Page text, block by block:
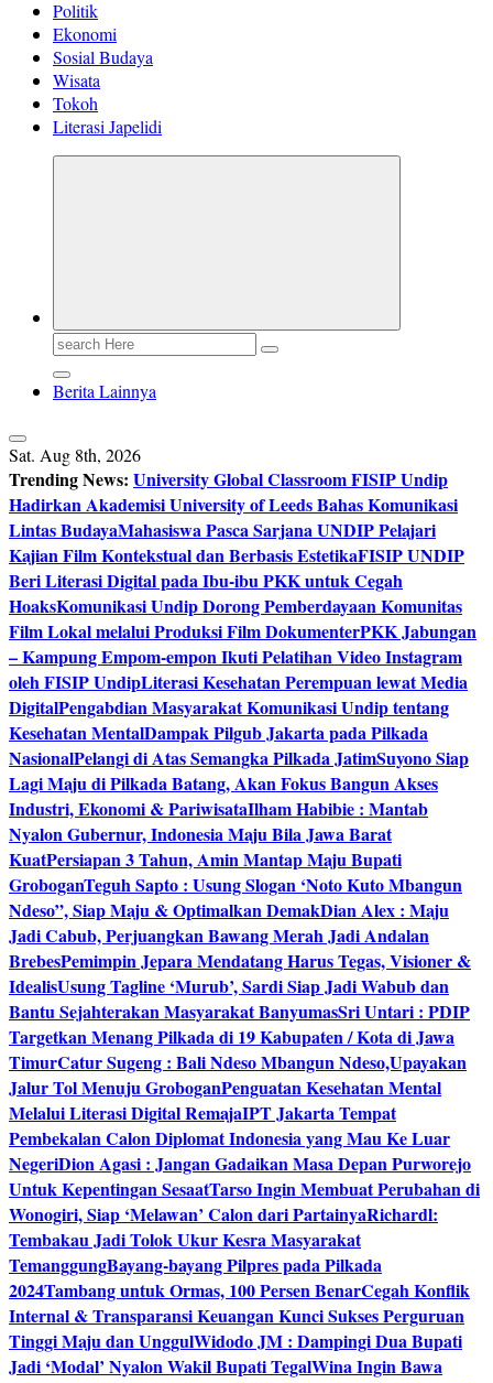
Politik
Ekonomi
Sosial Budaya
Wisata
Tokoh
Literasi Japelidi
Search
Berita Lainnya
Sat. Aug 8th, 2026
Trending News: University Global Classroom FISIP Undip
Hadirkan Akademisi University of Leeds Bahas Komunikasi
Lintas BudayaMahasiswa Pasca Sarjana UNDIP Pelajari
Kajian Film Kontekstual dan Berbasis EstetikaFISIP UNDIP
Beri Literasi Digital pada Ibu-ibu PKK untuk Cegah
HoaksKomunikasi Undip Dorong Pemberdayaan Komunitas
Film Lokal melalui Produksi Film DokumenterPKK Jabungan
– Kampung Empom-empon Ikuti Pelatihan Video Instagram
oleh FISIP UndipLiterasi Kesehatan Perempuan lewat Media
DigitalPengabdian Masyarakat Komunikasi Undip tentang
Kesehatan MentalDampak Pilgub Jakarta pada Pilkada
NasionalPelangi di Atas Semangka Pilkada JatimSuyono Siap
Lagi Maju di Pilkada Batang, Akan Fokus Bangun Akses
Industri, Ekonomi & PariwisataIlham Habibie : Mantab
Nyalon Gubernur, Indonesia Maju Bila Jawa Barat
KuatPersiapan 3 Tahun, Amin Mantap Maju Bupati
GroboganTeguh Sapto : Usung Slogan ‘Noto Kuto Mbangun
Ndeso”, Siap Maju & Optimalkan DemakDian Alex : Maju
Jadi Cabub, Perjuangkan Bawang Merah Jadi Andalan
BrebesPemimpin Jepara Mendatang Harus Tegas, Visioner &
IdealisUsung Tagline ‘Murub’, Sardi Siap Jadi Wabub dan
Bantu Sejahterakan Masyarakat BanyumasSri Untari : PDIP
Targetkan Menang Pilkada di 19 Kabupaten / Kota di Jawa
TimurCatur Sugeng : Bali Ndeso Mbangun Ndeso,Upayakan
Jalur Tol Menuju GroboganPenguatan Kesehatan Mental
Melalui Literasi Digital RemajaIPT Jakarta Tempat
Pembekalan Calon Diplomat Indonesia yang Mau Ke Luar
NegeriDion Agasi : Jangan Gadaikan Masa Depan Purworejo
Untuk Kepentingan SesaatTarso Ingin Membuat Perubahan di
Wonogiri, Siap ‘Melawan’ Calon dari PartainyaRichardl:
Tembakau Jadi Tolok Ukur Kesra Masyarakat
TemanggungBayang-bayang Pilpres pada Pilkada
2024Tambang untuk Ormas, 100 Persen BenarCegah Konflik
Internal & Transparansi Keuangan Kunci Sukses Perguruan
Tinggi Maju dan UnggulWidodo JM : Dampingi Dua Bupati
Jadi ‘Modal’ Nyalon Wakil Bupati TegalWina Ingin Bawa